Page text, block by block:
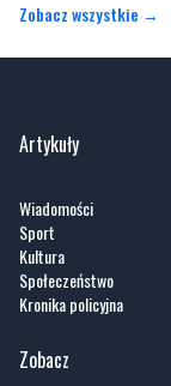
Zobacz wszystkie →
Artykuły
Wiadomości
Sport
Kultura
Społeczeństwo
Kronika policyjna
Zobacz